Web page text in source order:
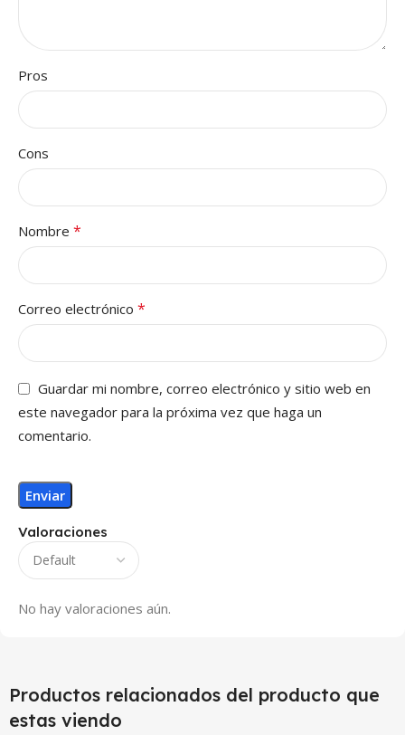
Valoraciones
No hay valoraciones aún.
Pros
Cons
Nombre *
Correo electrónico *
Guardar mi nombre, correo electrónico y sitio web en
este navegador para la próxima vez que haga un
comentario.
Productos relacionados del producto que
estas viendo